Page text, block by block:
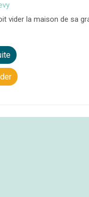
vider la maison de sa